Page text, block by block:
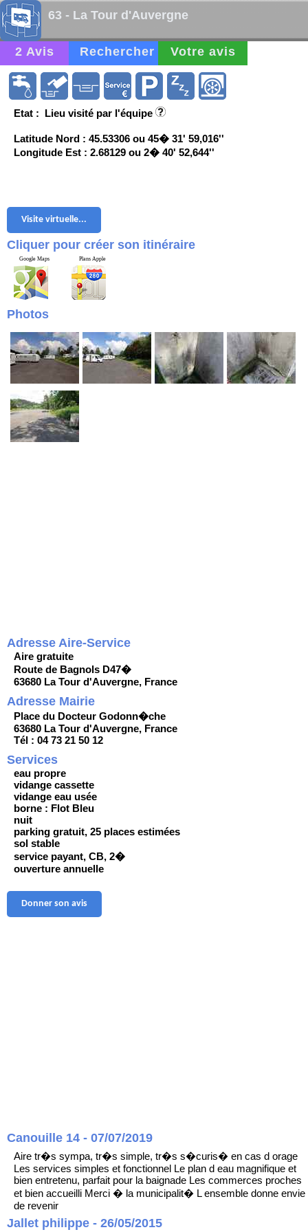
63 - La Tour d'Auvergne
2 Avis Rechercher Votre avis
Etat : Lieu visité par l'équipe
Latitude Nord : 45.53306 ou 45� 31' 59,016''
Longitude Est : 2.68129 ou 2� 40' 52,644''
Visite virtuelle...
Cliquer pour créer son itinéraire
Google Maps Plans Apple
Photos
Adresse Aire-Service
Aire gratuite
Route de Bagnols D47�
63680 La Tour d'Auvergne, France
Adresse Mairie
Place du Docteur Godonn�che
63680 La Tour d'Auvergne, France
Tél : 04 73 21 50 12
Services
eau propre
vidange cassette
vidange eau usée
borne : Flot Bleu
nuit
parking gratuit, 25 places estimées
sol stable
service payant, CB, 2�
ouverture annuelle
Donner son avis
Canouille 14 - 07/07/2019
Aire tr�s sympa, tr�s simple, tr�s s�curis� en cas d orage
Les services simples et fonctionnel Le plan d eau magnifique et
bien entretenu, parfait pour la baignade Les commerces proches
et bien accueilli Merci � la municipalit� L ensemble donne envie
de revenir
Jallet philippe - 26/05/2015